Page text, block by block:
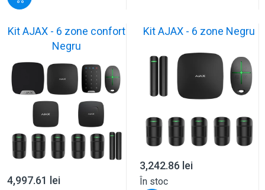
Kit AJAX - 6 zone confort
Negru
4,997.61 lei
Kit AJAX - 6 zone Negru
3,242.86 lei
În stoc